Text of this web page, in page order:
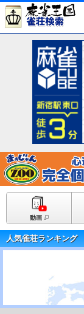
動画
人気雀荘ランキング